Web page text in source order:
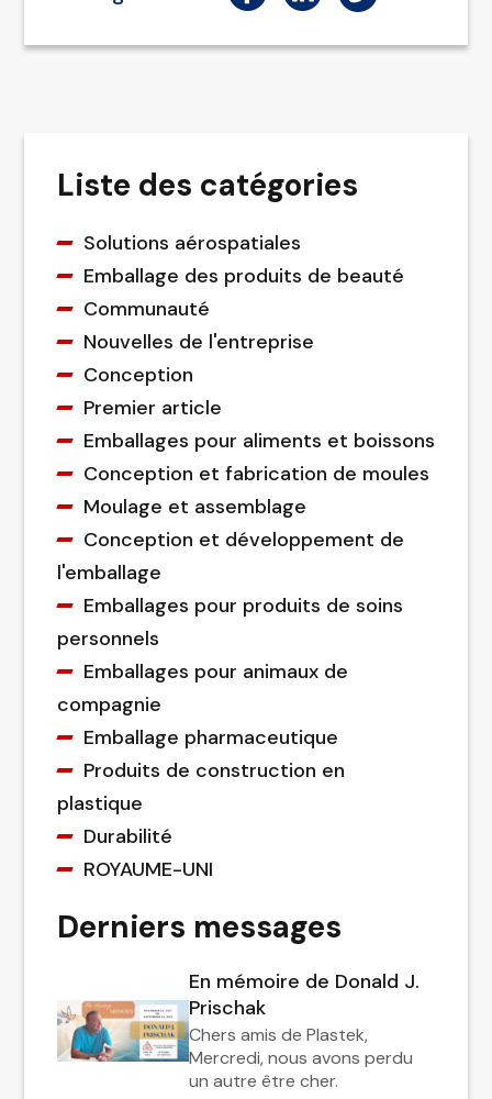
Liste des catégories
Solutions aérospatiales
Emballage des produits de beauté
Communauté
Nouvelles de l'entreprise
Conception
Premier article
Emballages pour aliments et boissons
Conception et fabrication de moules
Moulage et assemblage
Conception et développement de
l'emballage
Emballages pour produits de soins
personnels
Emballages pour animaux de
compagnie
Emballage pharmaceutique
Produits de construction en
plastique
Durabilité
ROYAUME-UNI
Derniers messages
En mémoire de Donald J.
Prischak
Chers amis de Plastek,
Mercredi, nous avons perdu
un autre être cher.